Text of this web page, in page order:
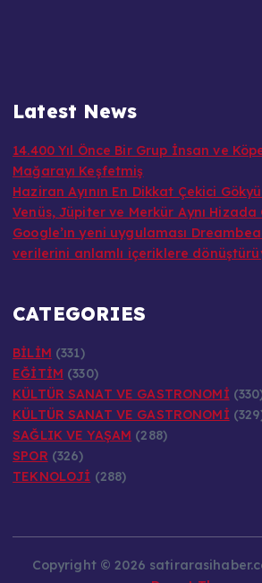
Mağarayı Keşfetmiş
Haziran Ayının En Dikkat Çekici
Venüs, Jüpiter ve Merkür Aynı Hizada
Google’ın yeni uygulaması
verilerini anlamlı içeriklere
EĞİTİM(330)
KÜLTÜR SANAT VE GASTRONOMİ
KÜLTÜR SANAT VE GASTRONOMİ
SAĞLIK VE YAŞAM(288)
SPOR(326)
TEKNOLOJİ
Desert Themes